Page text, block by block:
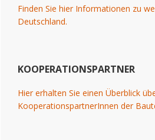
Finden Sie hier Informationen zu
Deutschland.
KOOPERATIONSPARTNER
Hier erhalten Sie einen Überblick
KooperationspartnerInnen der